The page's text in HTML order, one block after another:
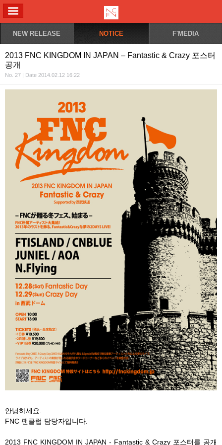
NEW RELEASE NOTICE F'MEDIA
2013 FNC KINGDOM IN JAPAN – Fantastic & Crazy 포스터
공개
No. 27 | Date 2014.02.12 16:22
안녕하세요.
FNC 팬클럽 담당자입니다.
2013 FNC KINGDOM IN JAPAN - Fantastic & Crazy 포스터를 공개